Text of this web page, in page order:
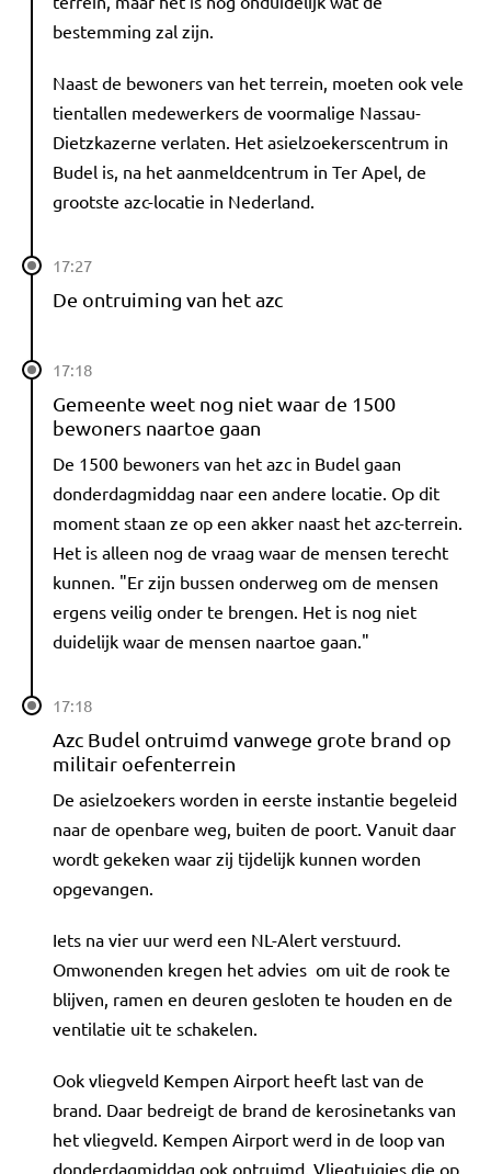
bestemming zal zijn.
Naast de bewoners van het terrein, moeten ook vele
tientallen medewerkers de voormalige Nassau-
Dietzkazerne verlaten. Het asielzoekerscentrum in
Budel is, na het aanmeldcentrum in Ter Apel, de
grootste azc-locatie in Nederland.
17:27
De ontruiming van het azc
17:18
Gemeente weet nog niet waar de 1500
bewoners naartoe gaan
De 1500 bewoners van het azc in Budel gaan
donderdagmiddag naar een andere locatie. Op dit
moment staan ze op een akker naast het azc-terrein.
Het is alleen nog de vraag waar de mensen terecht
kunnen. "Er zijn bussen onderweg om de mensen
ergens veilig onder te brengen. Het is nog niet
duidelijk waar de mensen naartoe gaan."
17:18
Azc Budel ontruimd vanwege grote brand op
militair oefenterrein
De asielzoekers worden in eerste instantie begeleid
naar de openbare weg, buiten de poort. Vanuit daar
wordt gekeken waar zij tijdelijk kunnen worden
opgevangen.
Iets na vier uur werd een NL-Alert verstuurd.
Omwonenden kregen het advies om uit de rook te
blijven, ramen en deuren gesloten te houden en de
ventilatie uit te schakelen.
Ook vliegveld Kempen Airport heeft last van de
brand. Daar bedreigt de brand de kerosinetanks van
het vliegveld. Kempen Airport werd in de loop van
donderdagmiddag ook ontruimd. Vliegtuigjes die op